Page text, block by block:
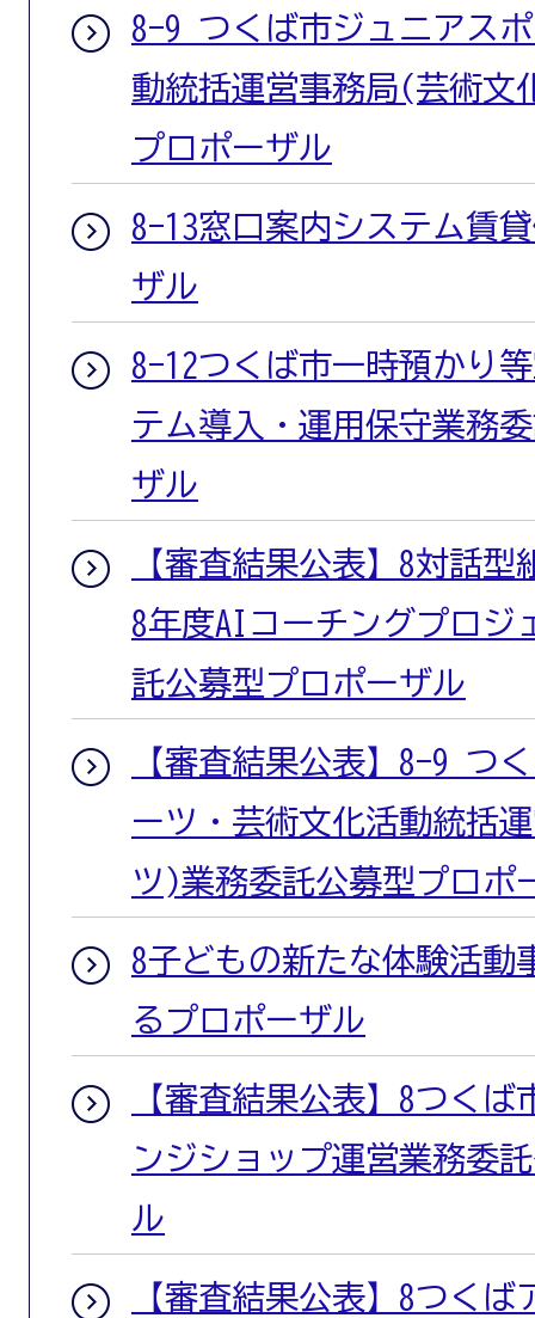
8-9 つくば市ジュニアス
動統括運営事務局(芸術文
プロポーザル
8-13窓口案内システム賃
ザル
8-12つくば市一時預かり
テム導入・運用保守業務
ザル
【審査結果公表】8対話
8年度AIコーチングプロジ
託公募型プロポーザル
【審査結果公表】8-9 つ
ーツ・芸術文化活動統括
ツ)業務委託公募型プロポ
8子どもの新たな体験活動
るプロポーザル
【審査結果公表】8つく
ンジショップ運営業務委
ル
【審査結果公表】8つく